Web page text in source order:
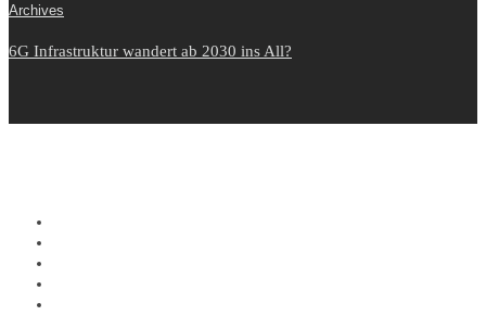
Archives
6G Infrastruktur wandert ab 2030 ins All?